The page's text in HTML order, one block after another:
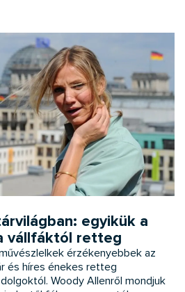
egyikük a
vállfáktól retteg
érzékenyebbek az
és híres énekes retteg
Woody Allenről mondjuk